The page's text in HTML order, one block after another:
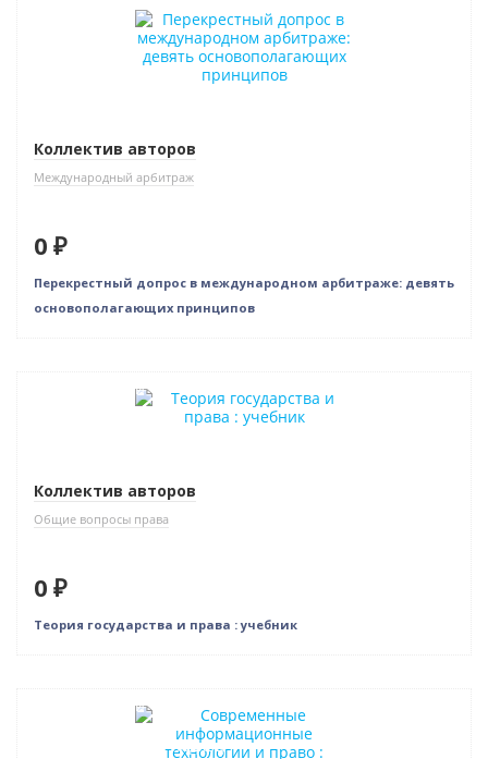
Нет в наличии
Коллектив авторов
Международный арбитраж
0 ₽
Перекрестный допрос в международном арбитраже: девять
основополагающих принципов
Нет в наличии
Коллектив авторов
Общие вопросы права
0 ₽
Теория государства и права : учебник
Нет в наличии
Индивидуальный подход